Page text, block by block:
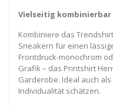
Vielseitig
Kombiniere das
Sneakern für einen
Frontdruck-monochrom
Grafik – das Printshirt
Garderobe. Ideal auch
Individualität schätzen.